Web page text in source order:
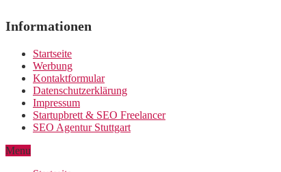
Informationen
Startseite
Werbung
Kontaktformular
Datenschutzerklärung
Impressum
Startupbrett & SEO Freelancer
SEO Agentur Stuttgart
Menu